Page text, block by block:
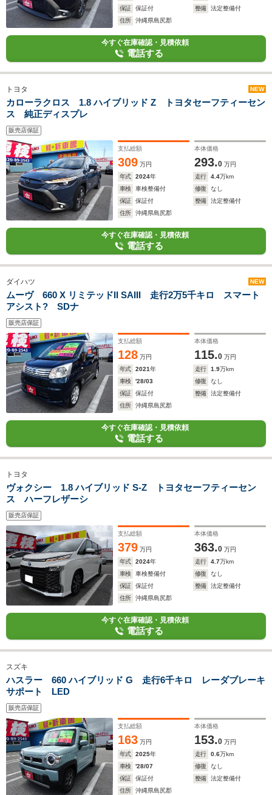
保証
保証付 整備
法定整備付
住所
沖縄県島尻郡
今すぐ在庫確認・見積依頼
電話する
トヨタ NEW
カローラクロス 1.8 ハイブリッド Z トヨタセーフティーセン
ス 純正ディスプレ
販売店保証
支払総額
309 万円
本体価格
293.0 万円
年式
2024年 走行 4.4万km
車検
車検整備付 修復
なし
保証
保証付 整備
法定整備付
住所
沖縄県島尻郡
今すぐ在庫確認・見積依頼
電話する
ダイハツ NEW
ムーヴ 660 X リミテッドII SAIII 走行2万5千キロ スマート
アシスト? SDナ
販売店保証
支払総額
128 万円
本体価格
115.0 万円
年式
2021年 走行 1.9万km
車検
'28/03 修復
なし
保証
保証付 整備
法定整備付
住所
沖縄県島尻郡
今すぐ在庫確認・見積依頼
電話する
トヨタ
ヴォクシー 1.8 ハイブリッド S-Z トヨタセーフティーセン
ス ハーフレザーシ
販売店保証
支払総額
379 万円
本体価格
363.0 万円
年式
2024年 走行 4.7万km
車検
車検整備付 修復
なし
保証
保証付 整備
法定整備付
住所
沖縄県島尻郡
今すぐ在庫確認・見積依頼
電話する
スズキ
ハスラー 660 ハイブリッド G 走行6千キロ レーダブレーキ
サポート LED
販売店保証
支払総額
163 万円
本体価格
153.0 万円
年式
2025年 走行 0.6万km
車検
'28/07 修復
なし
保証
保証付 整備
法定整備付
住所
沖縄県島尻郡